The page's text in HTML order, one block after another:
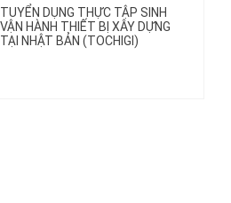
TUYỂN DỤNG THỰC TẬP SINH
VẬN HÀNH THIẾT BỊ XÂY DỰNG
TẠI NHẬT BẢN (TOCHIGI)